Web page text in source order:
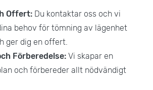
Offert: Du kontaktar oss och vi
behov för tömning av lägenhet
ger dig en offert.
Förberedelse: Vi skapar en
och förbereder allt nödvändigt